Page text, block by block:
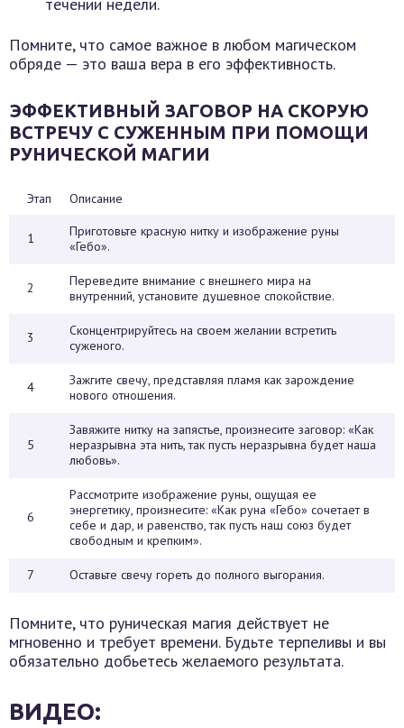
Помните, что самое важное в любом магическом
обряде — это ваша вера в его эффективность.
ЭФФЕКТИВНЫЙ ЗАГОВОР НА СКОРУЮ
ВСТРЕЧУ С СУЖЕННЫМ ПРИ ПОМОЩИ
РУНИЧЕСКОЙ МАГИИ
Этап Описание
1
Приготовьте красную нитку и изображение руны
«Гебо».
2
Переведите внимание с внешнего мира на
внутренний, установите душевное спокойствие.
3
Сконцентрируйтесь на своем желании встретить
суженого.
4
Зажгите свечу, представляя пламя как зарождение
нового отношения.
5
Завяжите нитку на запястье, произнесите заговор: «Как
неразрывна эта нить, так пусть неразрывна будет наша
любовь».
6
Рассмотрите изображение руны, ощущая ее
энергетику, произнесите: «Как руна «Гебо» сочетает в
себе и дар, и равенство, так пусть наш союз будет
свободным и крепким».
7 Оставьте свечу гореть до полного выгорания.
Помните, что руническая магия действует не
мгновенно и требует времени. Будьте терпеливы и вы
обязательно добьетесь желаемого результата.
ВИДЕО: